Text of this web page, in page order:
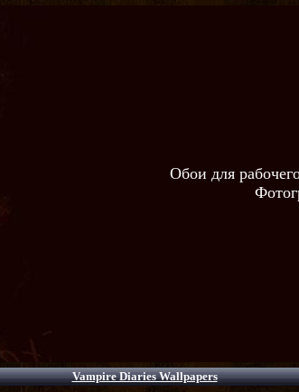
Обои для
Vampire Diaries Wallpapers